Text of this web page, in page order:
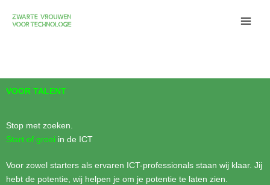
VOOR TALENT
Stop met zoeken.
Start of groei in de ICT
Voor zowel starters als ervaren ICT-professionals staan wij klaar. Jij
hebt de potentie, wij helpen je om je potentie te laten zien.